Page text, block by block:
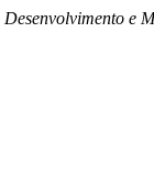
Desenvolvimento e